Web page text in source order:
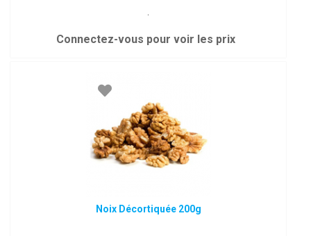
.
Connectez-vous pour voir les prix
Noix Décortiquée 200g